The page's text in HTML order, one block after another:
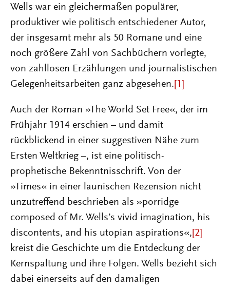
Wells war ein gleichermaßen populärer,
produktiver wie politisch entschiedener Autor,
der insgesamt mehr als 50 Romane und eine
noch größere Zahl von Sachbüchern vorlegte,
von zahllosen Erzählungen und journalistischen
Gelegenheitsarbeiten ganz abgesehen. [1]
Auch der Roman »The World Set Free«, der im
Frühjahr 1914 erschien – und damit
rückblickend in einer suggestiven Nähe zum
Ersten Weltkrieg –, ist eine politisch-
prophetische Bekenntnisschrift. Von der
»Times« in einer launischen Rezension nicht
unzutreffend beschrieben als »porridge
composed of Mr. Wells’s vivid imagination, his
discontents, and his utopian aspirations«, [2]
kreist die Geschichte um die Entdeckung der
Kernspaltung und ihre Folgen. Wells bezieht sich
dabei einerseits auf den damaligen